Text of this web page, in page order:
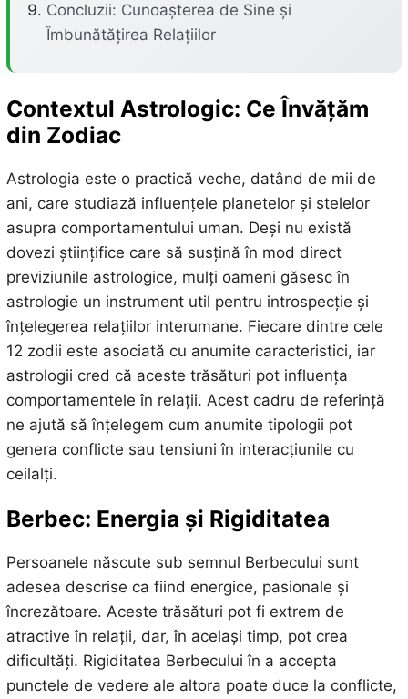
Concluzii: Cunoașterea de Sine și
Îmbunătățirea Relațiilor
Contextul Astrologic: Ce Învățăm
din Zodiac
Astrologia este o practică veche, datând de mii de
ani, care studiază influențele planetelor și stelelor
asupra comportamentului uman. Deși nu există
dovezi științifice care să susțină în mod direct
previziunile astrologice, mulți oameni găsesc în
astrologie un instrument util pentru introspecție și
înțelegerea relațiilor interumane. Fiecare dintre cele
12 zodii este asociată cu anumite caracteristici, iar
astrologii cred că aceste trăsături pot influența
comportamentele în relații. Acest cadru de referință
ne ajută să înțelegem cum anumite tipologii pot
genera conflicte sau tensiuni în interacțiunile cu
ceilalți.
Berbec: Energia și Rigiditatea
Persoanele născute sub semnul Berbecului sunt
adesea descrise ca fiind energice, pasionale și
încrezătoare. Aceste trăsături pot fi extrem de
atractive în relații, dar, în același timp, pot crea
dificultăți. Rigiditatea Berbecului în a accepta
punctele de vedere ale altora poate duce la conflicte,